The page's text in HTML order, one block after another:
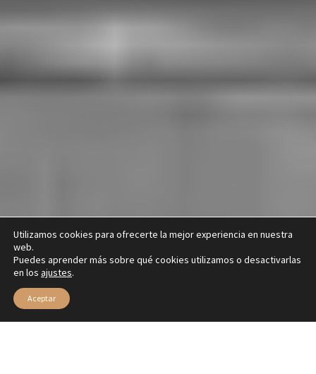
Utilizamos cookies para ofrecerte la mejor experiencia en nuestra
web.
Puedes aprender más sobre qué cookies utilizamos o desactivarlas
en los ajustes.
Aceptar